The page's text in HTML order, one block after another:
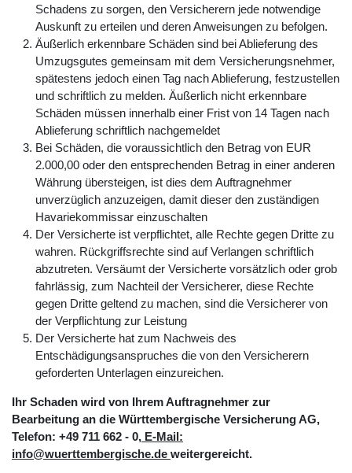
Schadens zu sorgen, den Versicherern jede notwendige
Auskunft zu erteilen und deren Anweisungen zu befolgen.
Äußerlich erkennbare Schäden sind bei Ablieferung des
Umzugsgutes gemeinsam mit dem Versicherungsnehmer,
spätestens jedoch einen Tag nach Ablieferung, festzustellen
und schriftlich zu melden. Äußerlich nicht erkennbare
Schäden müssen innerhalb einer Frist von 14 Tagen nach
Ablieferung schriftlich nachgemeldet
Bei Schäden, die voraussichtlich den Betrag von EUR
2.000,00 oder den entsprechenden Betrag in einer anderen
Währung übersteigen, ist dies dem Auftragnehmer
unverzüglich anzuzeigen, damit dieser den zuständigen
Havariekommissar einzuschalten
Der Versicherte ist verpflichtet, alle Rechte gegen Dritte zu
wahren. Rückgriffsrechte sind auf Verlangen schriftlich
abzutreten. Versäumt der Versicherte vorsätzlich oder grob
fahrlässig, zum Nachteil der Versicherer, diese Rechte
gegen Dritte geltend zu machen, sind die Versicherer von
der Verpflichtung zur Leistung
Der Versicherte hat zum Nachweis des
Entschädigungsanspruches die von den Versicherern
geforderten Unterlagen einzureichen.
Ihr Schaden wird von Ihrem Auftragnehmer zur
Bearbeitung an die Württembergische Versicherung AG,
Telefon: +49 711 662 - 0, E-Mail:
info@wuerttembergische.de weitergereicht.